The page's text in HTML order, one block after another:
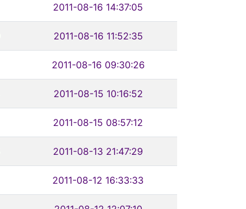
2011-08-16 14:37:05
2011-08-16 11:52:35
2011-08-16 09:30:26
2011-08-15 10:16:52
2011-08-15 08:57:12
2011-08-13 21:47:29
2011-08-12 16:33:33